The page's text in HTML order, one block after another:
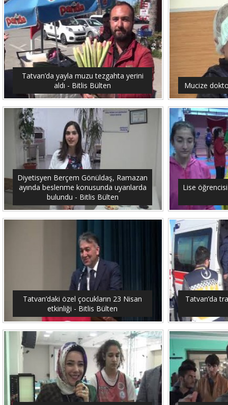
Tatvan’da yayla muzu tezgahta yerini
aldı - Bitlis Bülten
Mucize
Diyetisyen Berçem Gönüldaş, Ramazan
ayında beslenme konusunda uyarılarda
bulundu - Bitlis Bülten
Lise
Tatvan’daki özel çocukların 23 Nisan
etkinliği - Bitlis Bülten
Tatvan’da